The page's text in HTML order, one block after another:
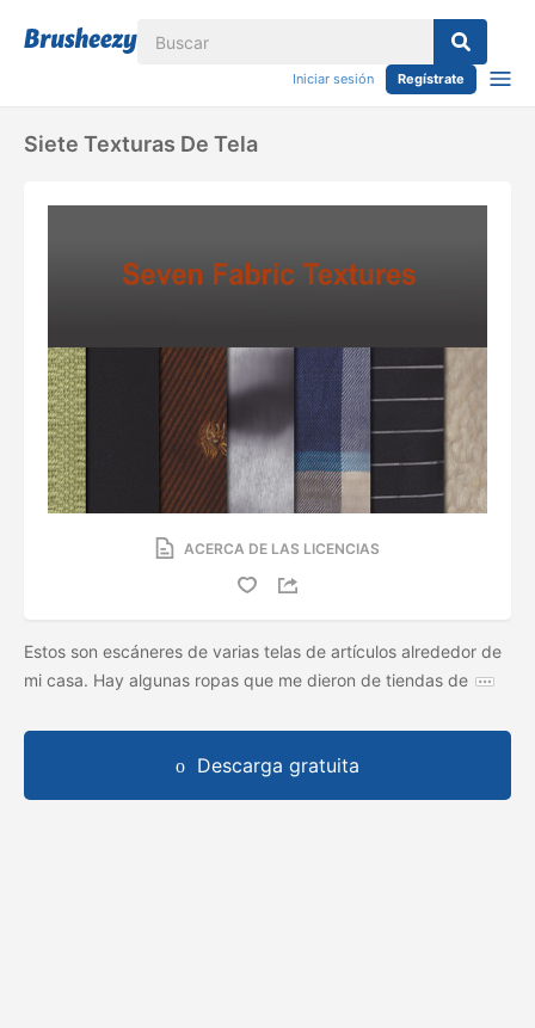
Iniciar sesión Regístrate
Siete Texturas De Tela
ACERCA DE LAS LICENCIAS
Estos son escáneres de varias telas de artículos alrededor de
mi casa. Hay algunas ropas que me dieron de tiendas de
Descarga gratuita